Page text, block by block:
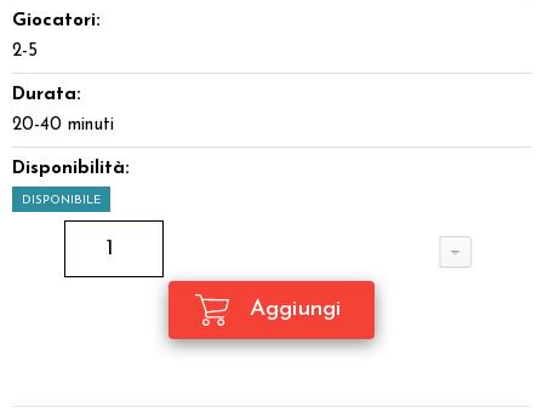
Giocatori:
2-5
Durata:
20-40 minuti
Disponibilità:
DISPONIBILE